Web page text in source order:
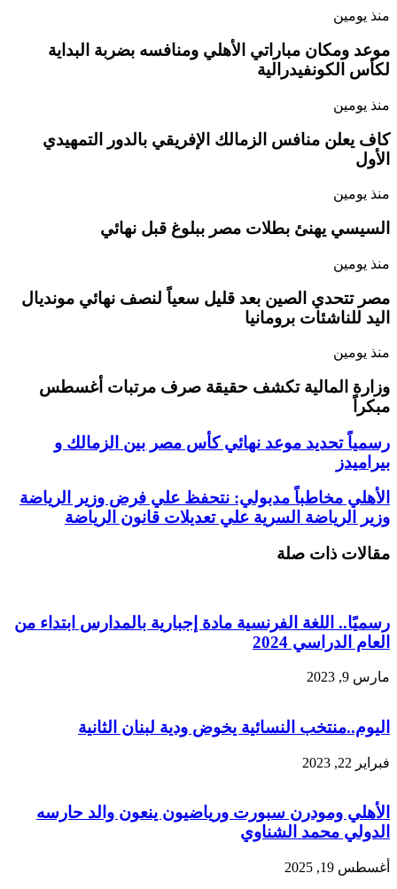
منذ يومين
موعد ومكان مباراتي الأهلي ومنافسه بضربة البداية
لكأس الكونفيدرالية
منذ يومين
كاف يعلن منافس الزمالك الإفريقي بالدور التمهيدي
الأول
منذ يومين
السيسي يهنئ بطلات مصر ببلوغ قبل نهائي
منذ يومين
مصر تتحدي الصين بعد قليل سعياً لنصف نهائي مونديال
اليد للناشئات برومانيا
منذ يومين
وزارة المالية تكشف حقيقة صرف مرتبات أغسطس
مبكراً
رسمياً تحديد موعد نهائي كأس مصر بين الزمالك و
بيراميدز
الأهلي مخاطباً مدبولي: نتحفظ علي فرض وزير الرياضة
وزير الرياضة السرية علي تعديلات قانون الرياضة
مقالات ذات صلة
رسميًا.. اللغة الفرنسية مادة إجبارية بالمدارس ابتداء من
العام الدراسي 2024
مارس 9, 2023
اليوم..منتخب النسائية يخوض ودية لبنان الثانية
فبراير 22, 2023
الأهلي ومودرن سبورت ورياضيون ينعون والد حارسه
الدولي محمد الشناوي
أغسطس 19, 2025